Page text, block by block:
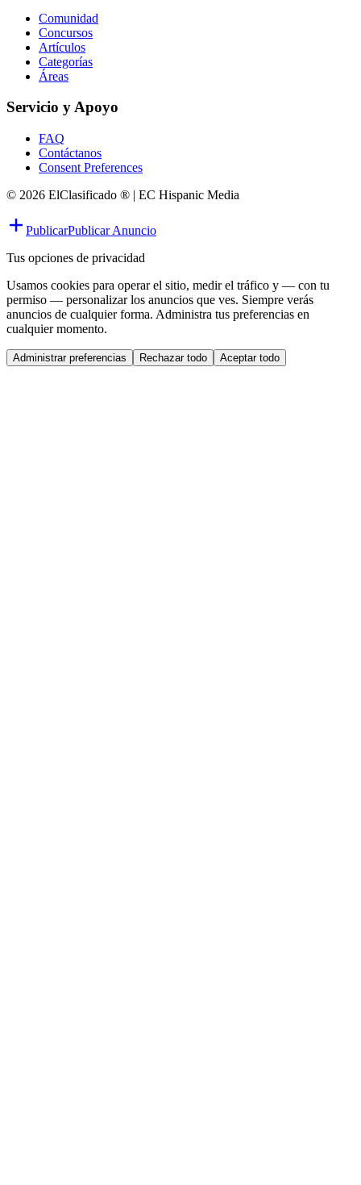
Comunidad
Concursos
Artículos
Categorías
Áreas
Servicio y Apoyo
FAQ
Contáctanos
Consent Preferences
© 2026 ElClasificado ® | EC Hispanic Media
PublicarPublicar Anuncio
Tus opciones de privacidad
Usamos cookies para operar el sitio, medir el tráfico y — con tu
permiso — personalizar los anuncios que ves. Siempre verás
anuncios de cualquier forma. Administra tus preferencias en
cualquier momento.
Administrar preferencias Rechazar todo Aceptar todo